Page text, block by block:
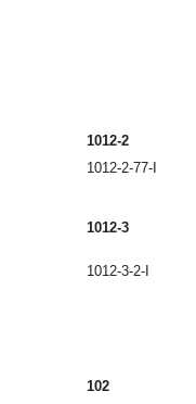
1012-2
1012-2-77-I
1012-3
1012-3-2-I
102